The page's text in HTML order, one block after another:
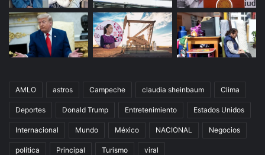
AMLO astros Campeche claudia sheinbaum Clima
Deportes Donald Trump Entretenimiento Estados Unidos
Internacional Mundo México NACIONAL Negocios
política Principal Turismo viral